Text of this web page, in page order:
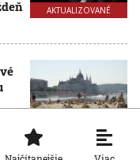
AKTUALIZOVANÉ